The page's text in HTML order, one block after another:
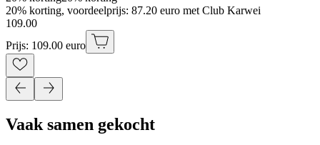
20% korting, voordeelprijs: 87.20 euro met Club Karwei
109.00
Prijs: 109.00 euro
Vaak samen gekocht